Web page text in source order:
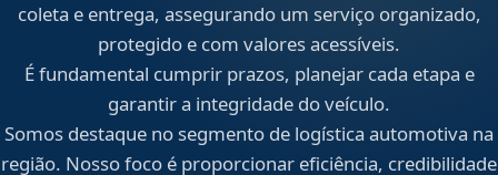
coleta e entrega, assegurando um serviço organizado,
protegido e com valores acessíveis.
É fundamental cumprir prazos, planejar cada etapa e
garantir a integridade do veículo.
Somos destaque no segmento de logística automotiva na
região. Nosso foco é proporcionar eficiência, credibilidade